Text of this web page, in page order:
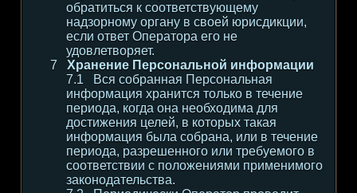
обратиться к соответствующему
надзорному органу в своей юрисдикции,
если ответ Оператора его не
удовлетворяет.
Хранение Персональной информации
Вся собранная Персональная
информация хранится только в течение
периода, когда она необходима для
достижения целей, в которых такая
информация была собрана, или в течение
периода, разрешенного или требуемого в
соответствии с положениями применимого
законодательства.